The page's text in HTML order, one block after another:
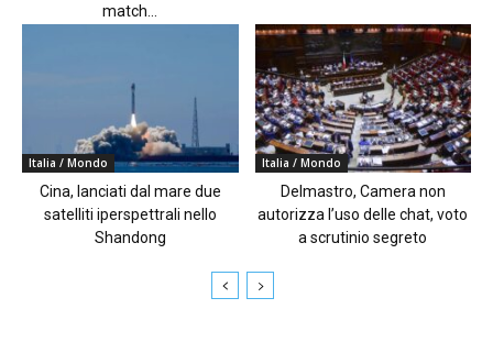
match...
Italia / Mondo
Cina, lanciati dal mare due
satelliti iperspettrali nello
Shandong
Italia / Mondo
Delmastro, Camera non
autorizza l’uso delle chat, voto
a scrutinio segreto